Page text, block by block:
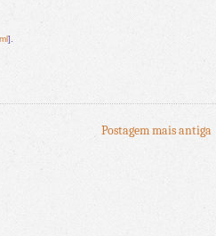
].
Postagem mais antiga